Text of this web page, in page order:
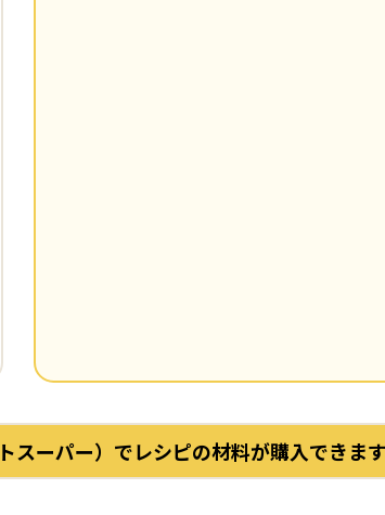
スーパー）でレシピの材料が購入できま